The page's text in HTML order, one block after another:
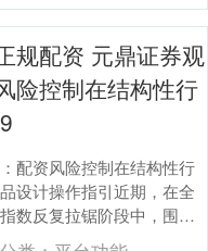
规配资 元鼎证券观
险控制在结构性行
配资风险控制在结构性行
设计操作指引近期，在全
数反复拉锯阶段中，围
制”的话题再度升温。从近期